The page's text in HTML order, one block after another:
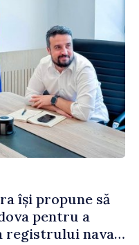
își propune să
pentru a
registrului naval